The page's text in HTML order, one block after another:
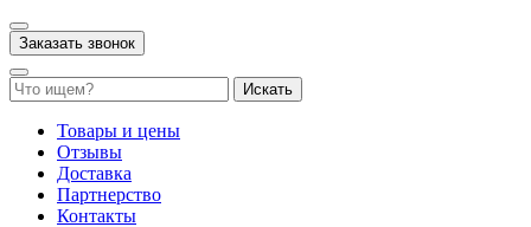
Заказать звонок
Искать
Товары и цены
Отзывы
Доставка
Партнерство
Контакты